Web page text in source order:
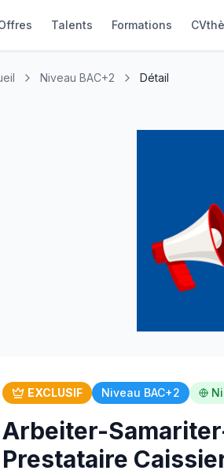
Talents Formations
Niveau BAC+2 Détail
EXCLUSIF Niveau BAC+2
Arbeiter-
Prestataire